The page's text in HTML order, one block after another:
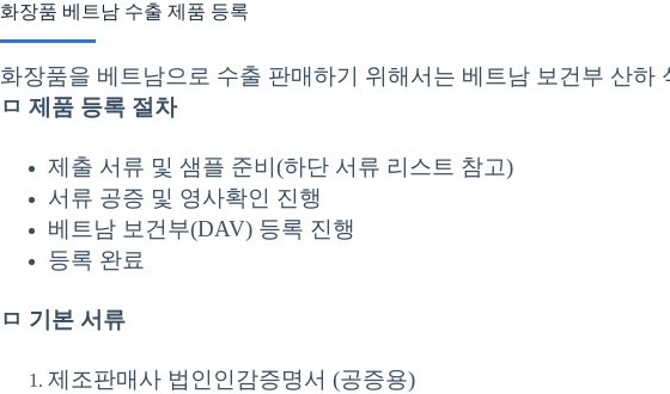
화장품 베트남 수출 제품 등록
화장품을 베트남으로 수출 판매하기 위해서는 베트남 보건부 산하
ㅁ 제품 등록 절차
제출 서류 및 샘플 준비(하단 서류 리스트 참고)
서류 공증 및 영사확인 진행
베트남 보건부(DAV) 등록 진행
등록 완료
ㅁ 기본 서류
제조판매사 법인인감증명서 (공증용)